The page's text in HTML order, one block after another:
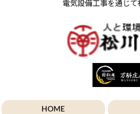
電気設備工事を通じ
HOME